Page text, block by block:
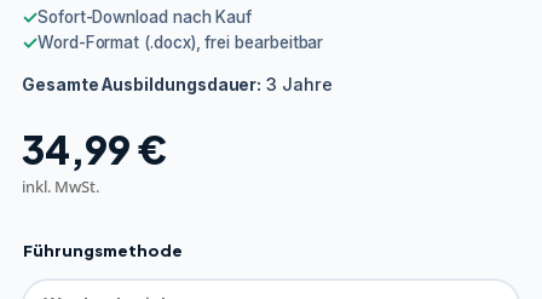
✓Sofort-Download nach Kauf
✓Word-Format (.docx), frei bearbeitbar
Gesamte Ausbildungsdauer: 3 Jahre
34,99€
inkl. MwSt.
Führungsmethode